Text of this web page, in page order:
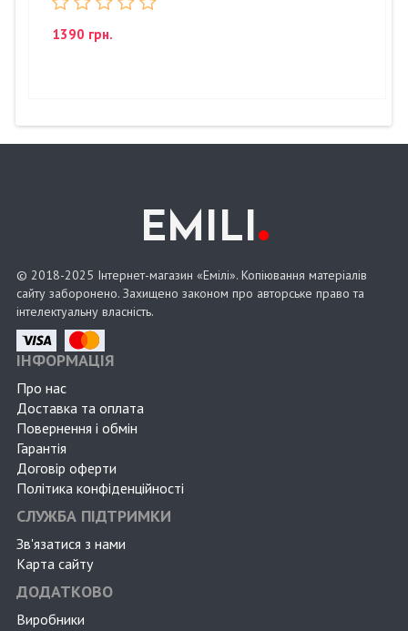
1390 грн.
EMILI.
© 2018-2025 Інтернет-магазин «Емілі». Копіювання матеріалів
сайту заборонено. Захищено законом про авторське право та
інтелектуальну власність.
ІНФОРМАЦІЯ
Про нас
Доставка та оплата
Повернення і обмін
Гарантія
Договір оферти
Політика конфіденційності
СЛУЖБА ПІДТРИМКИ
Зв'язатися з нами
Карта сайту
ДОДАТКОВО
Виробники